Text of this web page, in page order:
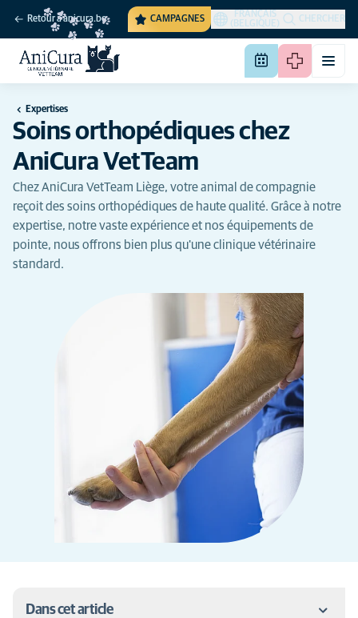
Retour à anicura.be CAMPAGNES
FRANÇAIS
(BELGIQUE)
CHERCHER
Expertises
Soins orthopédiques chez
AniCura VetTeam
Chez AniCura VetTeam Liège, votre animal de compagnie
reçoit des soins orthopédiques de haute qualité. Grâce à notre
expertise, notre vaste expérience et nos équipements de
pointe, nous offrons bien plus qu'une clinique vétérinaire
standard.
Dans cet article